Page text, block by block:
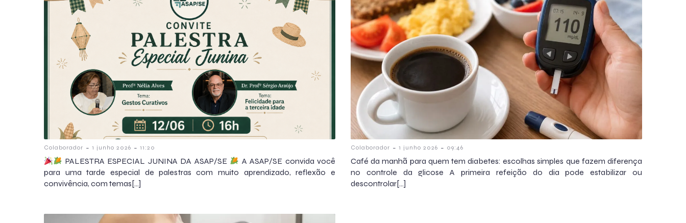
Colaborador - 1 junho 2026 - 11:20
PALESTRA ESPECIAL JUNINA DA ASAP/SE
A ASAP/SE convida você
para uma tarde especial de palestras com muito aprendizado, reflexão e
convivência, com temas[…]
Colaborador - 1 junho 2026 - 09:46
Café da manhã para quem tem diabetes: escolhas simples que fazem diferença
no controle da glicose A primeira refeição do dia pode estabilizar ou
descontrolar[…]